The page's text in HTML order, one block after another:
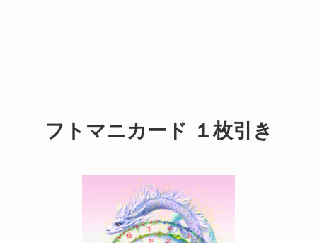
フトマニカード １枚引き